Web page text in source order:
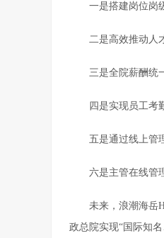
一是搭建岗位岗
二是高效推动人
三是全院薪酬统
四是实现员工考
五是通过线上管
六是主管在线管
未来，浪潮海岳
政总院实现“国际知